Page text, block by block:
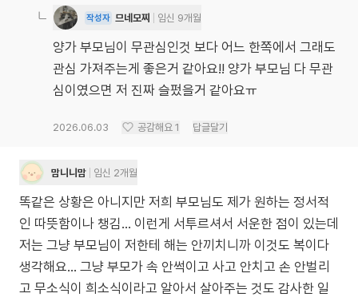
작성자 므네모찌 임신 9개월
양가 부모님이 무관심인것 보다 어느 한쪽에서 그래도
관심 가져주는게 좋은거 같아요!! 양가 부모님 다 무관
심이였으면 저 진짜 슬펐을거 같아요ㅠ
2026.06.03 공감해요 1 답글달기
맘니니맘 임신 2개월
똑같은 상황은 아니지만 저희 부모님도 제가 원하는 정서적
인 따뜻함이나 챙김... 이런게 서투르셔서 서운한 점이 있는데
저는 그냥 부모님이 저한테 해는 안끼치니까 이것도 복이다
생각해요... 그냥 부모가 속 안썩이고 사고 안치고 손 안벌리
고 무소식이 희소식이라고 알아서 살아주는 것도 감사한 일